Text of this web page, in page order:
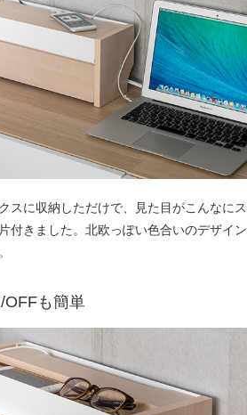
スに収納しただけで、見た目がこんなにス
付きました。北欧っぽい色合いのデザイン
OFFも簡単